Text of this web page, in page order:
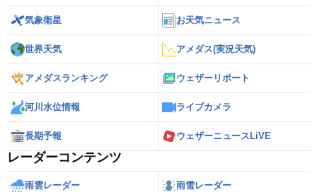
気象衛星 お天気ニュース
世界天気 アメダス(実況天気)
アメダスランキング ウェザーリポート
河川水位情報 ライブカメラ
長期予報 ウェザーニュースLiVE
レーダーコンテンツ
雨雲レーダー 雨雪レーダー